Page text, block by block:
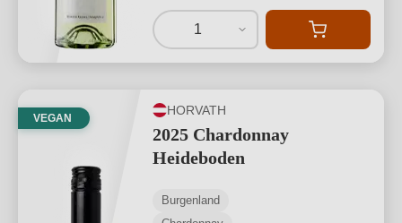
1
VEGAN
HORVATH
2025 Chardonnay
Heideboden
Burgenland